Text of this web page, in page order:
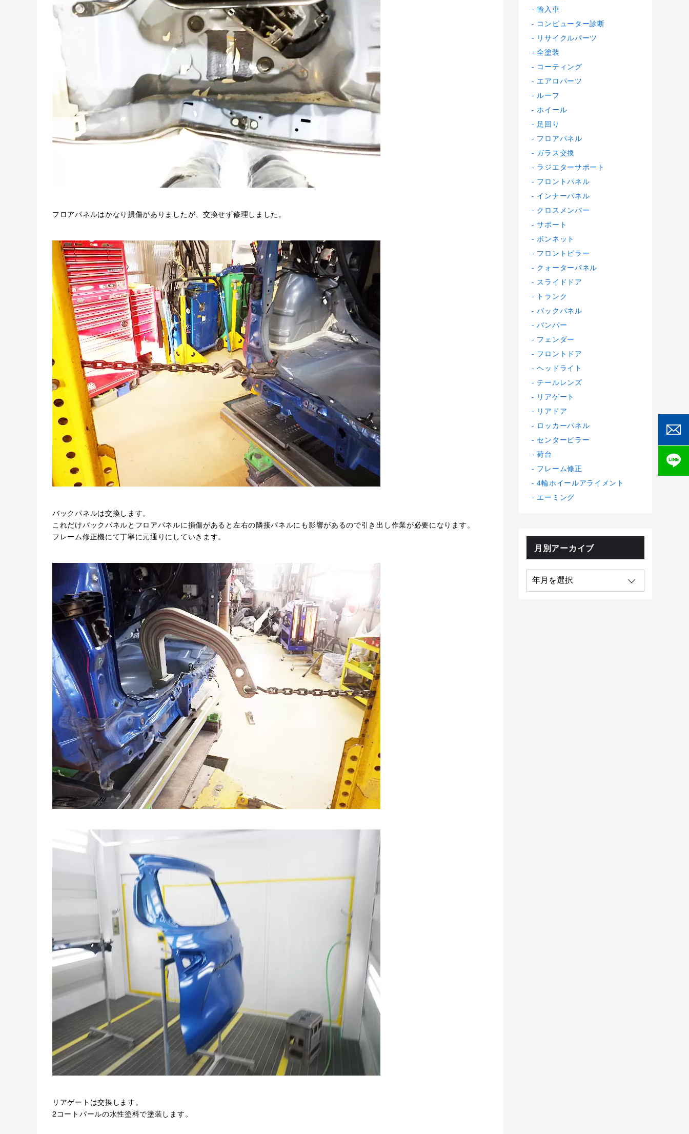
フロアパネルはかなり損傷がありましたが、交換せず修理しました。
バックパネルは交換します。
これだけバックパネルとフロアパネルに損傷があると左右の隣接パネルにも影響があるので引き出し作業が必要になります。
フレーム修正機にて丁寧に元通りにしていきます。
リアゲートは交換します。
2コートパールの水性塗料で塗装します。
輸入車
コンピューター診断
リサイクルパーツ
全塗装
コーティング
エアロパーツ
ルーフ
ホイール
足回り
フロアパネル
ガラス交換
ラジエターサポート
フロントパネル
インナーパネル
クロスメンバー
サポート
ボンネット
フロントピラー
クォーターパネル
スライドドア
トランク
バックパネル
バンパー
フェンダー
フロントドア
ヘッドライト
テールレンズ
リアゲート
リアドア
ロッカーパネル
センターピラー
荷台
フレーム修正
4輪ホイールアライメント
エーミング
月別アーカイブ